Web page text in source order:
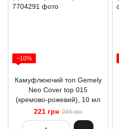
−10%
Камуфлюючий топ Gemely
Neo Cover top 015
(кремово-рожевий), 10 мл
221 грн 245 грн